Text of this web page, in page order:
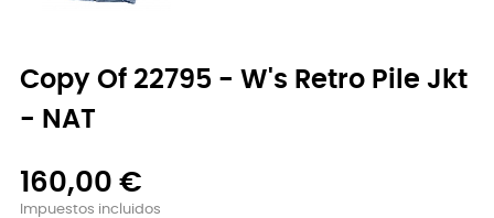
Copy Of 22795 - W's Retro Pile Jkt
- NAT
160,00 €
Impuestos incluidos